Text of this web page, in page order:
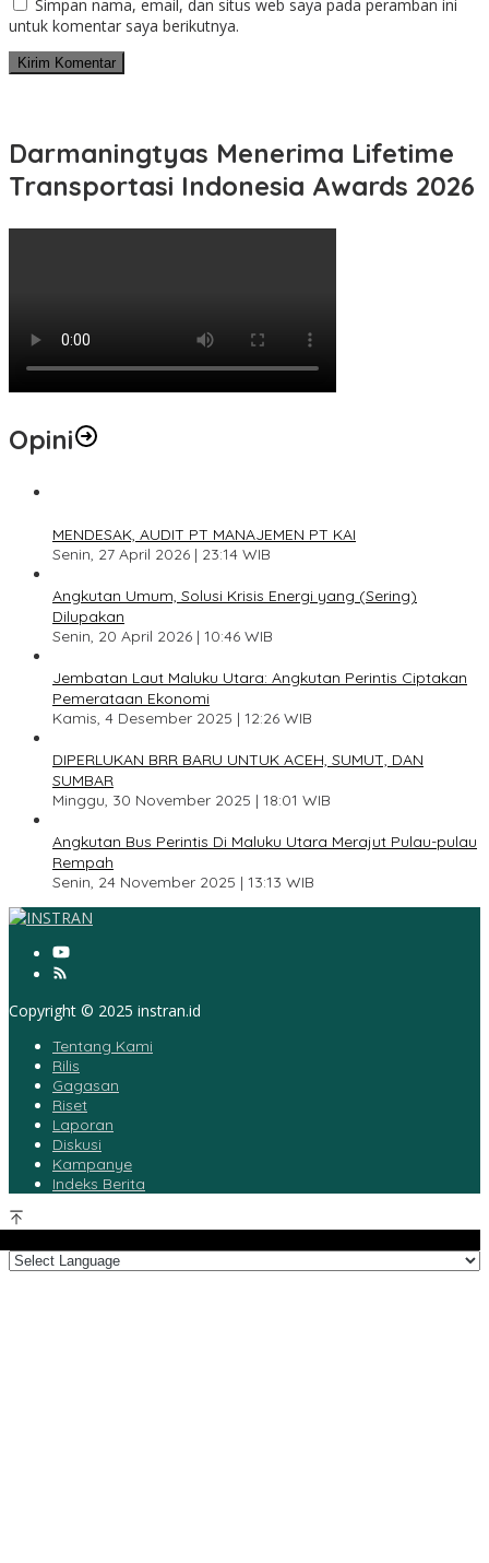
Simpan nama, email, dan situs web saya pada peramban ini
untuk komentar saya berikutnya.
Darmaningtyas Menerima Lifetime
Transportasi Indonesia Awards 2026
Opini
MENDESAK, AUDIT PT MANAJEMEN PT KAI
Senin, 27 April 2026 | 23:14 WIB
Angkutan Umum, Solusi Krisis Energi yang (Sering)
Dilupakan
Senin, 20 April 2026 | 10:46 WIB
Jembatan Laut Maluku Utara: Angkutan Perintis Ciptakan
Pemerataan Ekonomi
Kamis, 4 Desember 2025 | 12:26 WIB
DIPERLUKAN BRR BARU UNTUK ACEH, SUMUT, DAN
SUMBAR
Minggu, 30 November 2025 | 18:01 WIB
Angkutan Bus Perintis Di Maluku Utara Merajut Pulau-pulau
Rempah
Senin, 24 November 2025 | 13:13 WIB
Copyright © 2025 instran.id
Tentang Kami
Rilis
Gagasan
Riset
Laporan
Diskusi
Kampanye
Indeks Berita